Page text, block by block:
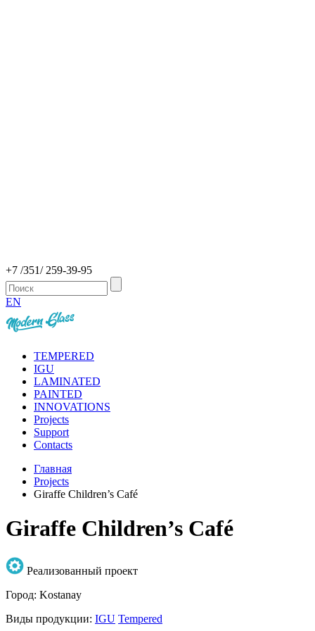
+7 /351/ 259-39-95
EN
TEMPERED
IGU
LAMINATED
PAINTED
INNOVATIONS
Projects
Support
Contacts
Главная
Projects
Giraffe Children’s Café
Giraffe Children’s Café
Реализованный проект
Город: Kostanay
Виды продукции: IGU Tempered